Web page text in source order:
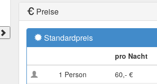
Preise
Standardpreis
pro Nacht
1 Person
60,- €